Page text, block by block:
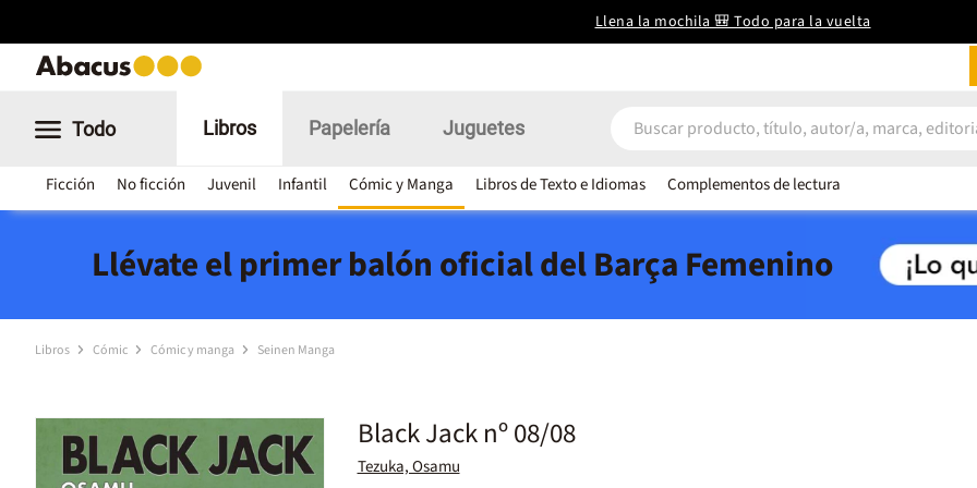
Llena la mochila 🎒 Todo para la vuelta
Todo Libros
Ficción No ficción Juvenil Infantil Cómic y Manga Libros de Texto e Idiomas Complementos de lectura
Papelería Juguetes
Llévate el primer balón oficial del Barça Femenino
Libros Cómic Cómic y manga Seinen Manga
Black Jack nº 08/08
Tezuka, Osamu